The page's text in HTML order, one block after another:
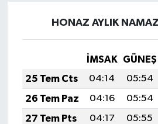
HONAZ AYLIK
İMSAK GÜNEŞ
25 Tem Cts
04:14 05:54
26 Tem Paz
04:16 05:54
27 Tem Pts
04:17 05:55